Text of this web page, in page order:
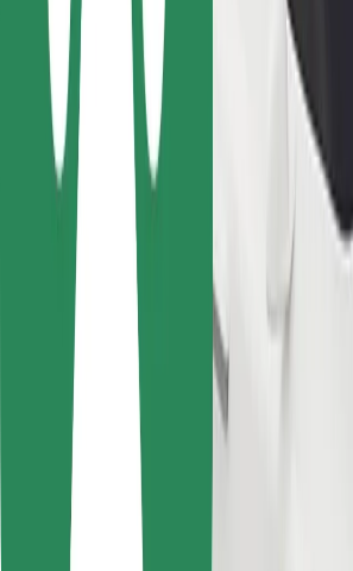
Bolt Food
Za lastnike voznih parkov
Za restavracije
Bolt za podjetja
Drugo
Dobavitelji
Pogoji poslovanja
Varnost
Do vožnje v nekaj minutah!
Prenesi aplikacijo Bolt
Najdi svojo najljubšo hrano!